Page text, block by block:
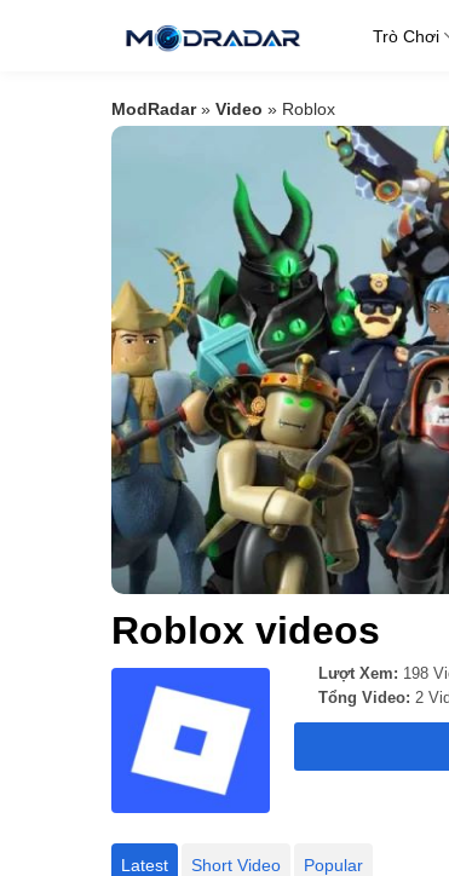
Trò Chơi
ModRadar » Video » Roblox
Roblox videos
Lượt Xem: 198
Tổng Video: 2
Latest Short Video Popular